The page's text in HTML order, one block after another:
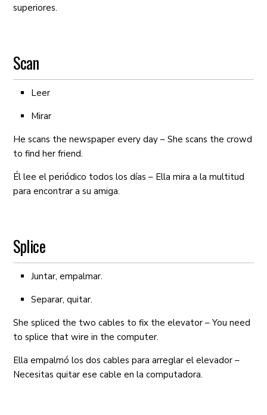
superiores.
Scan
Leer
Mirar
He scans the newspaper every day – She scans the crowd
to find her friend.
Él lee el periódico todos los días – Ella mira a la multitud
para encontrar a su amiga.
Splice
Juntar, empalmar.
Separar, quitar.
She spliced the two cables to fix the elevator – You need
to splice that wire in the computer.
Ella empalmó los dos cables para arreglar el elevador –
Necesitas quitar ese cable en la computadora.